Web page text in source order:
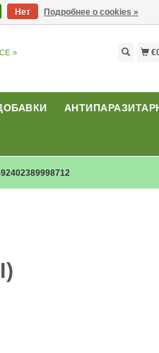
»
Нет Подробнее о cookies »